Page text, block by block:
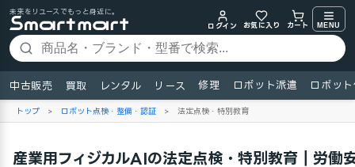
未来をリユースでもっと身近に。
ログイン
お気に入り カート MENU
中古販売 買取 レンタル リース 修理 ロボット派遣 ロボッ
トップ > ロボット点検・整備・認証 > 法定点検・特別教育
産業用フィジカルAIの法定点検・特別教育｜労働